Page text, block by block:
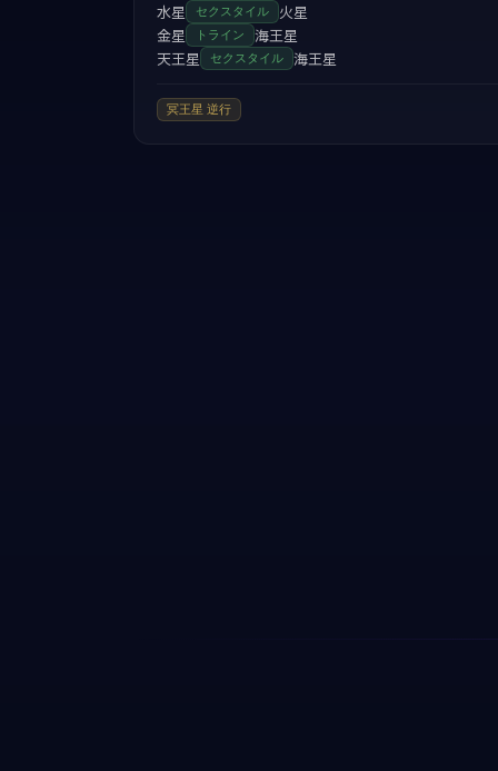
水星 セクスタイル
火星
金星
トライン
海王星
天王星
セクスタイル 海王星
冥王星 逆行